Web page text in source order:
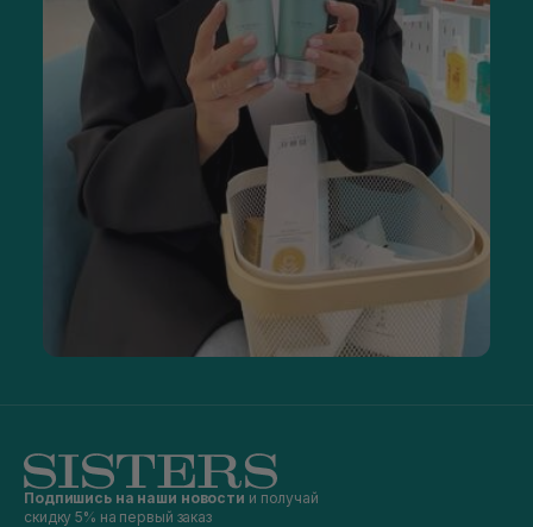
Подпишись на наши новости и получай
скидку 5% на первый заказ